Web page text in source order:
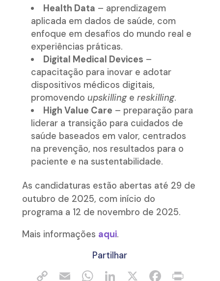
Health Data – aprendizagem
aplicada em dados de saúde, com
enfoque em desafios do mundo real e
experiências práticas.
Digital Medical Devices –
capacitação para inovar e adotar
dispositivos médicos digitais,
promovendo upskillinge reskilling.
High Value Care – preparação para
liderar a transição para cuidados de
saúde baseados em valor, centrados
na prevenção, nos resultados para o
paciente e na sustentabilidade.
As candidaturas estão abertas até 29 de
outubro de 2025, com início do
programa a 12 de novembro de 2025.
Mais informações aqui.
Partilhar